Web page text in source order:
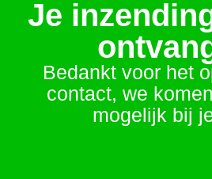
Je
Bedankt voor het
contact, we
mogelijk bij